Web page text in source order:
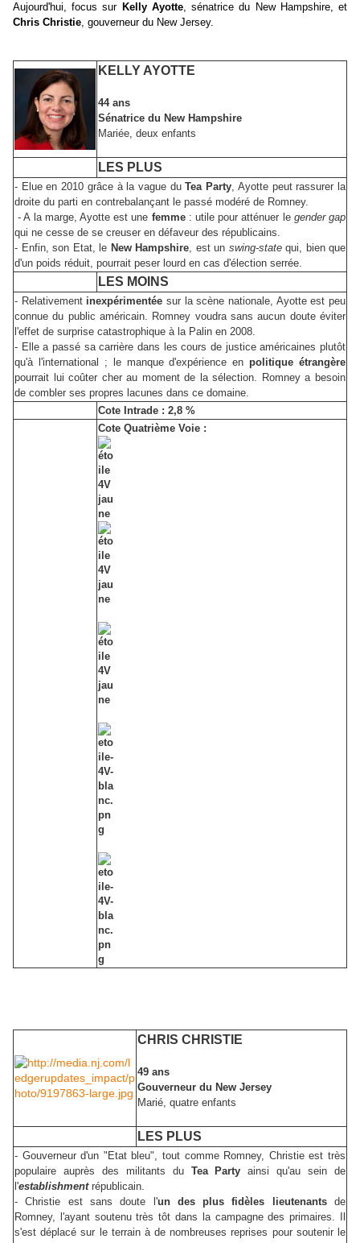
Aujourd'hui, focus sur Kelly Ayotte, sénatrice du New Hampshire, et
Chris Christie, gouverneur du New Jersey.
KELLY AYOTTE
44 ans
Sénatrice du New Hampshire
Mariée, deux enfants
LES PLUS
- Elue en 2010 grâce à la vague duTea Party, Ayotte peut rassurer la
droite du parti en contrebalançant le passé modéré de Romney.
- A la marge, Ayotte est une femme : utile pour atténuer le gender gap
qui ne cesse de se creuser en défaveur des républicains.
- Enfin, son Etat, le New Hampshire, est un swing-statequi, bien que
d'un poids réduit, pourrait peser lourd en cas d'élection serrée.
LES MOINS
- Relativement inexpérimentée sur la scène nationale, Ayotte est peu
connue du public américain. Romney voudra sans aucun doute éviter
l'effet de surprise catastrophique à la Palin en 2008.
- Elle a passé sa carrière dans les cours de justice américaines plutôt
qu'à l'international ; le manque d'expérience enpolitique étrangère
pourrait lui coûter cher au moment de la sélection. Romney a besoin
de combler ses propres lacunes dans ce domaine.
Cote Intrade : 2,8 %
Cote Quatrième Voie :
CHRIS CHRISTIE
49 ans
Gouverneur du New Jersey
Marié, quatre enfants
LES PLUS
- Gouverneur d'un "Etat bleu", tout comme Romney, Christie est très
populaire auprès des militants du Tea Party ainsi qu'au sein de
l'establishmentrépublicain.
- Christie est sans doute l'un des plus fidèles lieutenantsde
Romney, l'ayant soutenu très tôt dans la campagne des primaires. Il
s'est déplacé sur le terrain à de nombreuses reprises pour soutenir le